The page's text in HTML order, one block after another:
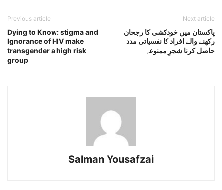
Previous article
Dying to Know: stigma and
Ignorance of HIV make
transgender a high risk
group
Next article
پاکستان میں خودکشی کا رجحان
رکھنے والے افراد کا نفسیاتی مدد
حاصل کرنا شجرِ ممنوعہ
Salman Yousafzai